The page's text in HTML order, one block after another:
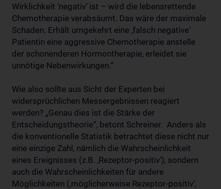
Wirklichkeit ‘negativ‘ ist – wird die lebensrettende
Chemotherapie verabsäumt. Das wäre der maximale
Schaden. Erhält umgekehrt eine ‚falsch negative‘
Patientin eine aggressive Chemotherapie anstelle
der schonenderen Hormontherapie, erleidet sie
unnötige Nebenwirkungen.“
Wie also sollte aus Sicht der Experten bei
widersprüchlichen Messergebnissen reagiert
werden? „Genau dies ist die Stärke der
Entscheidungstheorie“, betont Schreiner. Anders als
die konventionelle Statistik betrachtet diese nicht nur
eine einzige Zahl, nämlich die Wahrscheinlichkeit
eines Ereignisses (z.B. ‚Rezeptor-positiv‘), sondern
auch die Wahrscheinlichkeiten für andere
Möglichkeiten (‚möglicherweise Rezeptor-positiv‘,